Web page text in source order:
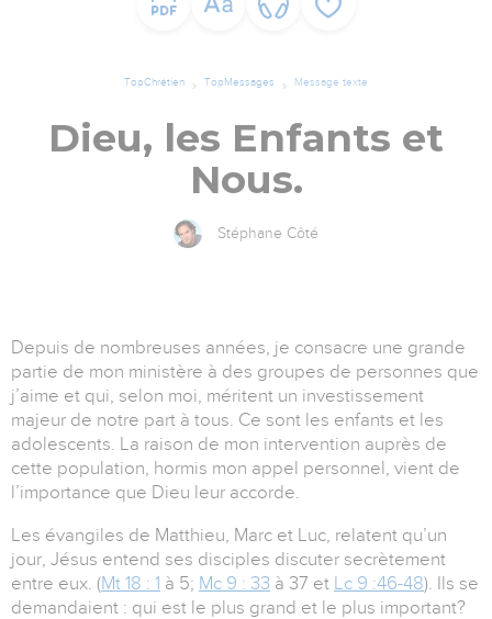
TopChrétien TopMessages Message texte
Dieu, les Enfants et
Nous.
Stéphane Côté
Depuis de nombreuses années, je consacre une grande
partie de mon ministère à des groupes de personnes que
j’aime et qui, selon moi, méritent un investissement
majeur de notre part à tous. Ce sont les enfants et les
adolescents. La raison de mon intervention auprès de
cette population, hormis mon appel personnel, vient de
l’importance que Dieu leur accorde.
Les évangiles de Matthieu, Marc et Luc, relatent qu’un
jour, Jésus entend ses disciples discuter secrètement
entre eux. (Mt 18 : 1 à 5; Mc 9 : 33 à 37 et Lc 9 :46-48). Ils se
demandaient : qui est le plus grand et le plus important?